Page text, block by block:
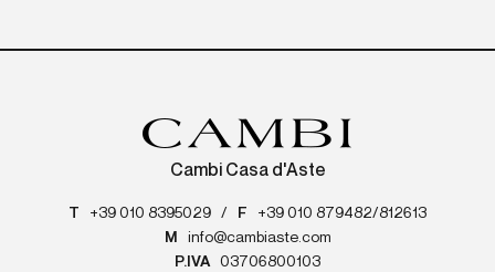
Cambi Casa d'Aste
T +39 010 8395029 / F
+39 010 879482/812613
M
info@cambiaste.com
P.IVA
03706800103